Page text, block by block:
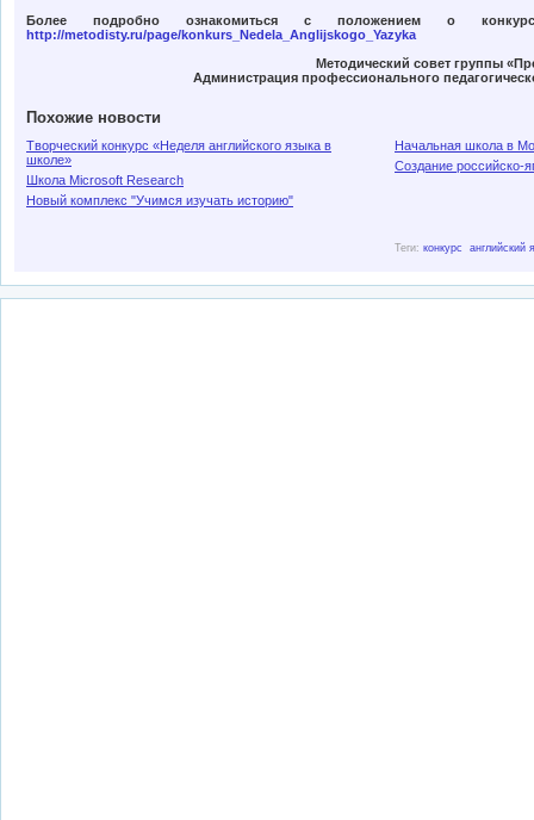
Более подробно ознакомиться с положением о
http://metodisty.ru/page/konkurs_Nedela_Anglijskogo_Yazyka
Методический совет группы
Администрация профессионального
Похожие новости
Творческий конкурс «Неделя английского языка в
школе»
Школа Microsoft Research
Новый комплекс "Учимся изучать историю"
Начальная школа в
Создание российско-
Теги: конкурс английский